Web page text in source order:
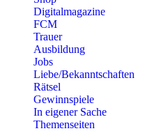
Digitalmagazine
FCM
Trauer
Ausbildung
Jobs
Liebe/Bekanntschaften
Rätsel
Gewinnspiele
In eigener Sache
Themenseiten